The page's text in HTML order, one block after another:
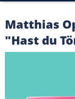
Matthias
"Hast du